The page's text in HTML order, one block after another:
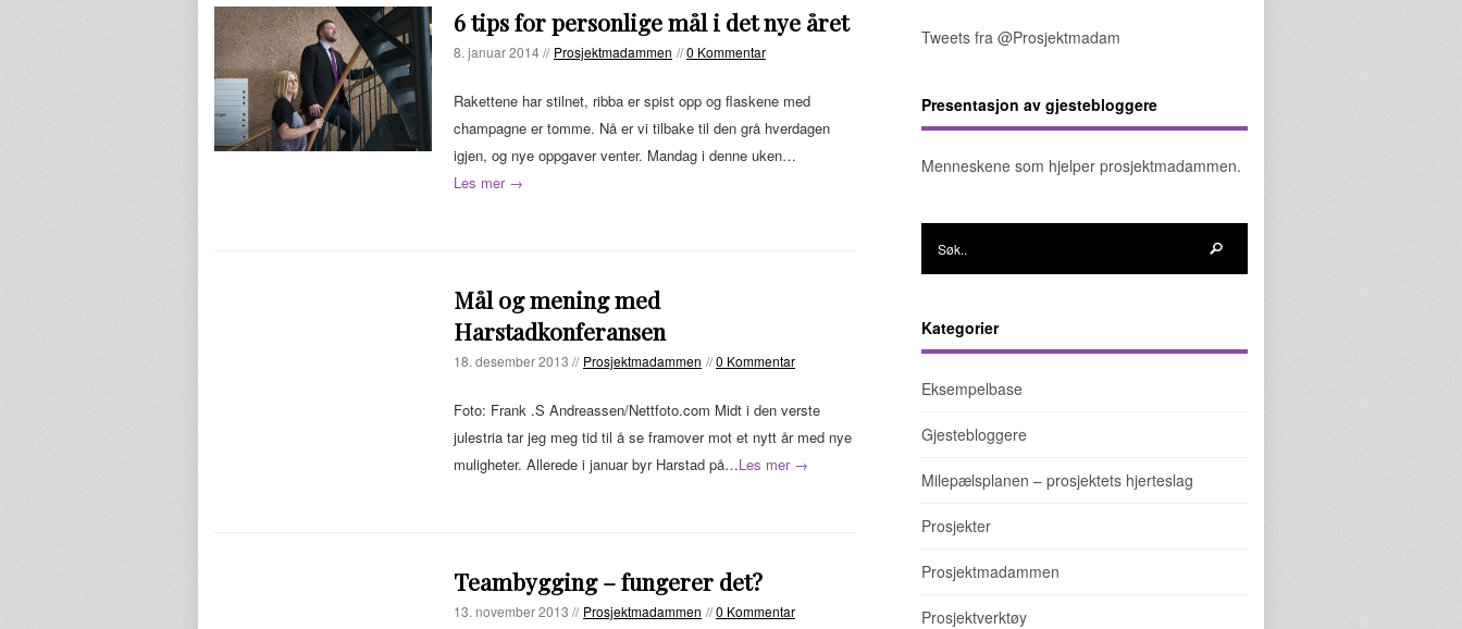
6 tips for personlige mål i det nye året
8. januar 2014 // Prosjektmadammen //0 Kommentar
Rakettene har stilnet, ribba er spist opp og flaskene med
champagne er tomme. Nå er vi tilbake til den grå hverdagen
igjen, og nye oppgaver venter. Mandag i denne uken…
Les mer →
Mål og mening med
Harstadkonferansen
18. desember 2013 // Prosjektmadammen //0 Kommentar
Foto: Frank .S Andreassen/Nettfoto.com Midt i den verste
julestria tar jeg meg tid til å se framover mot et nytt år med nye
muligheter. Allerede i januar byr Harstad på…Les mer →
Teambygging – fungerer det?
13. november 2013 // Prosjektmadammen //0 Kommentar
Tweets fra @Prosjektmadam
Presentasjon av gjestebloggere
Menneskene som hjelper prosjektmadammen.
Kategorier
Eksempelbase
Gjestebloggere
Milepælsplanen – prosjektets hjerteslag
Prosjekter
Prosjektmadammen
Prosjektverktøy